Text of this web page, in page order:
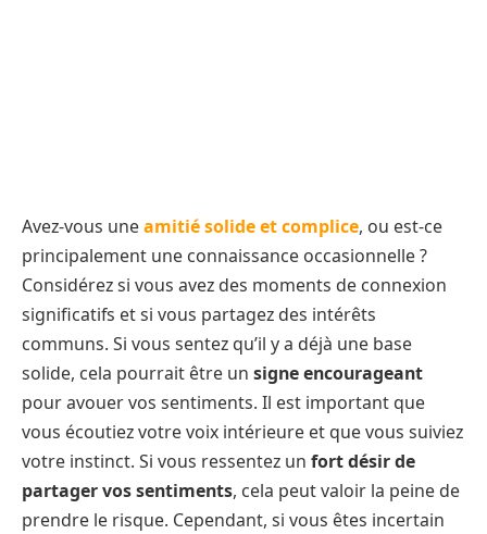
Avez-vous uneamitié solide et complice, ou est-ce
principalement une connaissance occasionnelle ?
Considérez si vous avez des moments de connexion
significatifs et si vous partagez des intérêts
communs. Si vous sentez qu’il y a déjà une base
solide, cela pourrait être un signe encourageant
pour avouer vos sentiments. Il est important que
vous écoutiez votre voix intérieure et que vous suiviez
votre instinct. Si vous ressentez un fort désir de
partager vos sentiments, cela peut valoir la peine de
prendre le risque. Cependant, si vous êtes incertain